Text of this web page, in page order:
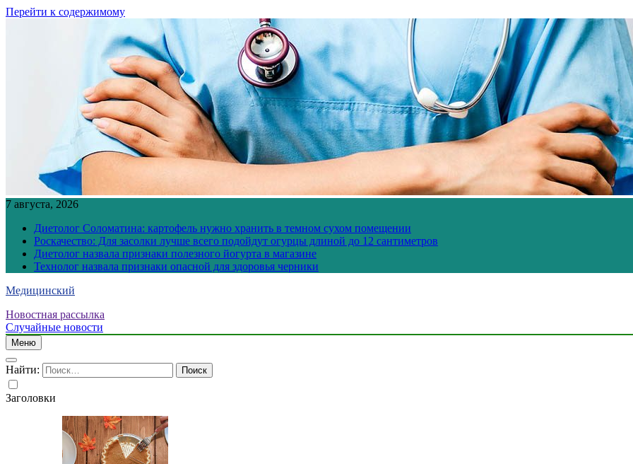
Перейти к содержимому
7 августа, 2026
Диетолог Соломатина: картофель нужно хранить в темном сухом помещении
Роскачество: Для засолки лучше всего подойдут огурцы длиной до 12 сантиметров
Диетолог назвала признаки полезного йогурта в магазине
Технолог назвала признаки опасной для здоровья черники
Медицинский
Новостная рассылка
Случайные новости
Меню
Найти:
Заголовки